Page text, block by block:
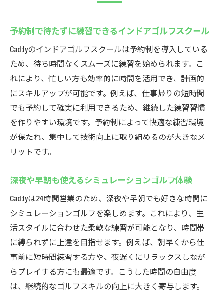
無料レンタルサービスが手軽なゴルフ体験
24時間予約制でライフスタイルに合わせて
練習
左打席対応で幅広いゴルファーが楽しめる
施設
初心者から上級者までサポートするスクー
ル体制
天候に左右されないCaddyのゴルフ練習場
インドアゴルフスクールで効率よくスキル
アップ
天候不問のシミュレーションゴルフ体験を
解説
厚木で人気の天候対策型ゴルフ練習場の実
力
仕事帰りにも通いやすい立地と24時間営業
雨の日も安心なインドアゴルフスクールの
予約制で待たずに練習できるインドアゴルフスクール
Caddyのインドアゴルフスクールは予約制を導入している
ため、待ち時間なくスムーズに練習を始められます。こ
れにより、忙しい方も効率的に時間を活用でき、計画的
にスキルアップが可能です。例えば、仕事帰りの短時間
でも予約して確実に利用できるため、継続した練習習慣
を作りやすい環境です。予約制によって快適な練習環境
が保たれ、集中して技術向上に取り組めるのが大きなメ
リットです。
深夜や早朝も使えるシミュレーションゴルフ体験
Caddyは24時間営業のため、深夜や早朝でも好きな時間に
シミュレーションゴルフを楽しめます。これにより、生
活スタイルに合わせた柔軟な練習が可能となり、時間帯
に縛られずに上達を目指せます。例えば、朝早くから仕
事前に短時間練習する方や、夜遅くにリラックスしなが
らプレイする方にも最適です。こうした時間の自由度
は、継続的なゴルフスキルの向上に大きく寄与します。